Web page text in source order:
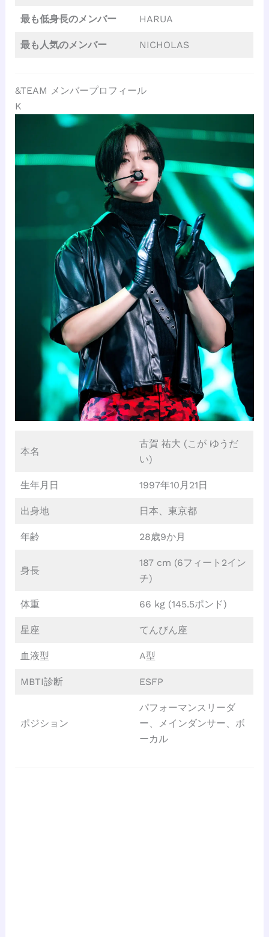
最も低身長のメンバー HARUA
最も人気のメンバー NICHOLAS
&TEAM メンバープロフィール
K
本名
古賀 祐大 (こが ゆうだ
い)
生年月日 1997年10月21日
出身地 日本、東京都
年齢 28歳9か月
身長
187 cm (6フィート2イン
チ)
体重 66 kg (145.5ポンド)
星座 てんびん座
血液型 A型
MBTI診断 ESFP
ポジション
パフォーマンスリーダ
ー、メインダンサー、ボ
ーカル